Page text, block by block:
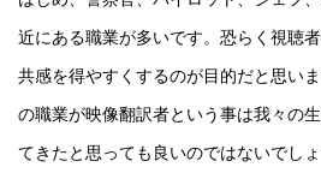
近にある職業が多いです。恐らく視聴
共感を得やすくするのが目的だと思い
の職業が映像翻訳者という事は我々の
てきたと思っても良いのではないでし